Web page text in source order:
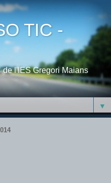
TIC -
l'IES Gregori Maians
▼